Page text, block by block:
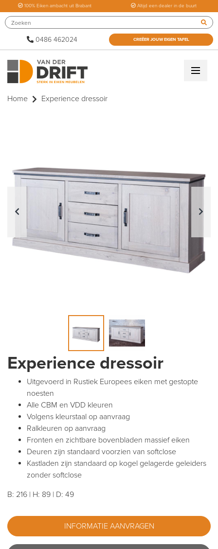
100% Eiken ambacht uit Brabant Altijd een dealer in de buurt
0486 462024 CREËER JOUW EIGEN TAFEL
Home Experience dressoir
Experience dressoir
Uitgevoerd in Rustiek Europees eiken met gestopte
noesten
Alle CBM en VDD kleuren
Volgens kleurstaal op aanvraag
Ralkleuren op aanvraag
Fronten en zichtbare bovenbladen massief eiken
Deuren zijn standaard voorzien van softclose
Kastladen zijn standaard op kogel gelagerde geleiders
zonder softclose
B: 216 | H: 89 | D: 49
INFORMATIE AANVRAGEN